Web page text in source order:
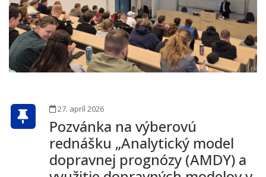
27. apríl 2026
Pozvánka na výberovú
rednášku „Analytický model
dopravnej prognózy (AMDY) a